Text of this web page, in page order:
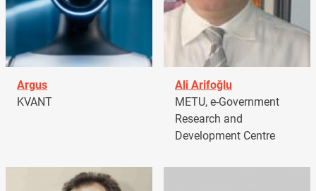
Argus
KVANT
Ali Arifoğlu
METU, e-Government
Research and
Development Centre